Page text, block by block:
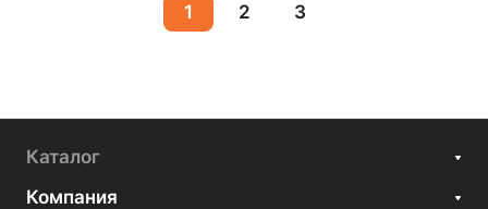
1 2 3
Каталог
Компания